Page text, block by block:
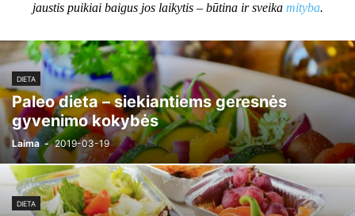
jaustis puikiai baigus jos laikytis – būtina ir sveika mityba.
DIETA
Paleo dieta – siekiantiems geresnės
gyvenimo kokybės
Laima - 2019-03-19
DIETA